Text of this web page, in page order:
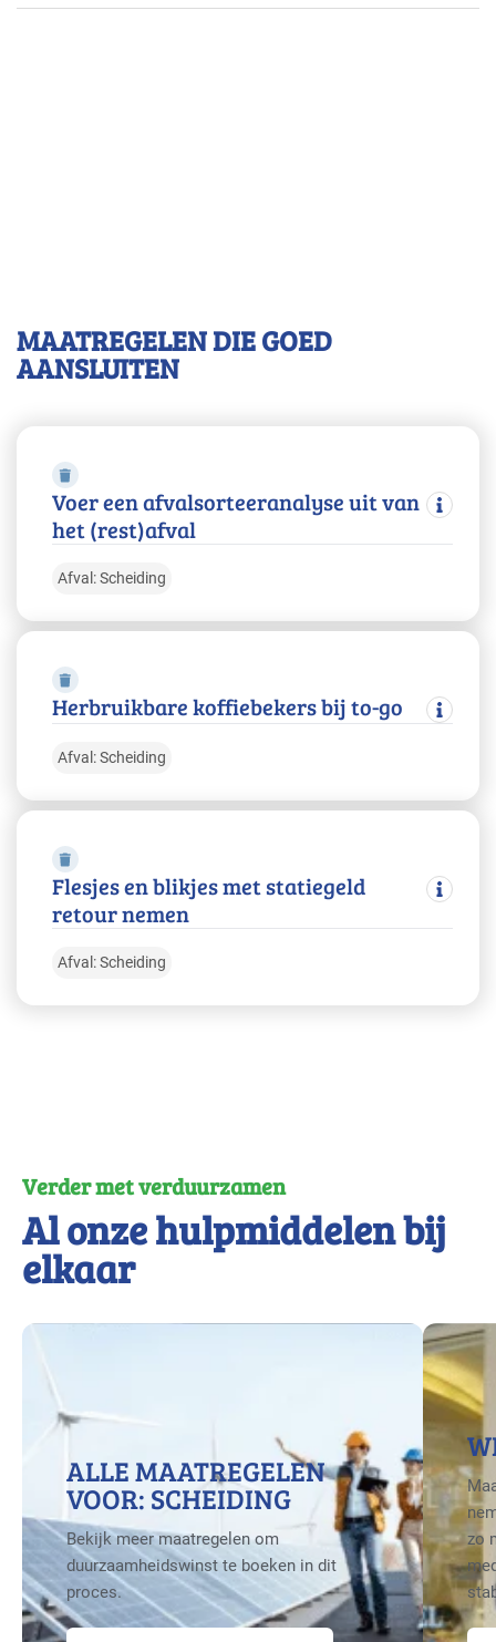
MAATREGELEN DIE GOED
AANSLUITEN
Voer een afvalsorteeranalyse uit van
het (rest)afval
Afval: Scheiding
Herbruikbare koffiebekers bij to-go
Afval: Scheiding
Flesjes en blikjes met statiegeld
retour nemen
Afval: Scheiding
Verder met verduurzamen
Al onze hulpmiddelen bij
elkaar
ALLE MAATREGELEN
VOOR: SCHEIDING
Bekijk meer maatregelen om
duurzaamheidswinst te boeken in dit
proces.
zo